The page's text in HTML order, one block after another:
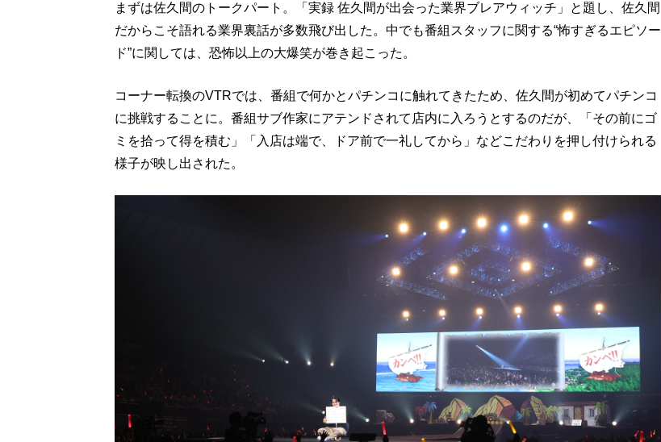
まずは佐久間のトークパート。「実録 佐久間が出会った業界ブレアウィッチ」と題し、佐久間
だからこそ語れる業界裏話が多数飛び出した。中でも番組スタッフに関する“怖すぎるエピソー
ド”に関しては、恐怖以上の大爆笑が巻き起こった。
コーナー転換のVTRでは、番組で何かとパチンコに触れてきたため、佐久間が初めてパチンコ
に挑戦することに。番組サブ作家にアテンドされて店内に入ろうとするのだが、「その前にゴ
ミを拾って得を積む」「入店は端で、ドア前で一礼してから」などこだわりを押し付けられる
様子が映し出された。